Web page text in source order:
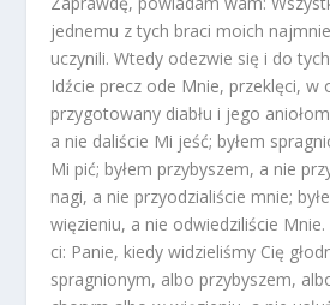
jednemu z tych braci moich
uczynili. Wtedy odezwie się i do
Idźcie precz ode Mnie, przeklęci, w
przygotowany diabłu i jego
a nie daliście Mi jeść; byłem
Mi pić; byłem przybyszem, a nie
nagi, a nie przyodzialiście mnie;
więzieniu, a nie odwiedziliście
ci: Panie, kiedy widzieliśmy Cię
spragnionym, albo przybyszem,